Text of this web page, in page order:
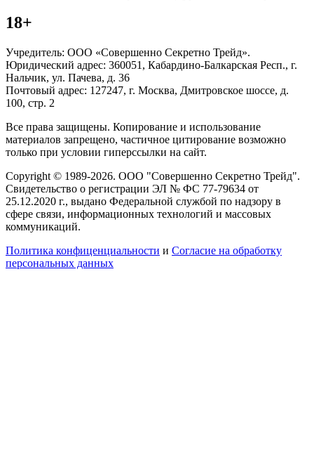
18+
Учредитель: ООО «Совершенно Секретно Трейд».
Юридический адрес: 360051, Кабардино-Балкарская Респ., г.
Нальчик, ул. Пачева, д. 36
Почтовый адрес: 127247, г. Москва, Дмитровское шоссе, д.
100, стр. 2
Все права защищены. Копирование и использование
материалов запрещено, частичное цитирование возможно
только при условии гиперссылки на сайт.
Copyright © 1989-2026. ООО "Совершенно Секретно Трейд".
Свидетельство о регистрации ЭЛ № ФС 77-79634 от
25.12.2020 г., выдано Федеральной службой по надзору в
сфере связи, информационных технологий и массовых
коммуникаций.
Политика конфиценциальности и Согласие на обработку
персональных данных